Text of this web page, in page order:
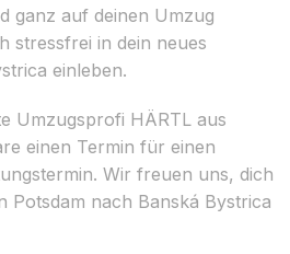
ganz auf deinen Umzug
stressfrei in dein neues
einleben.
Umzugsprofi HÄRTL aus
einen Termin für einen
Wir freuen uns, dich
Potsdam nach Banská Bystrica